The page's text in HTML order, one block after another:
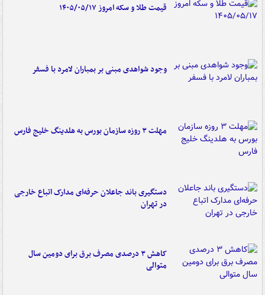
قیمت طلا و سکه امروز ۱۴۰۵/۰۵/۱۷
وجود شواهدی مبنی بر بمباران لامرد با فسفر
مهلت ۳ روزه سازمان بورس به هلدینگ خلیج فارس
دستگیری باند جاعلان حرفه‌ای مدارک اتباع خارجی
در تهران
کاهش ۳ درصدی مصرف برق برای دومین سال
متوالی